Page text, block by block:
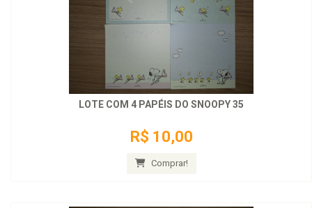
LOTE COM 4 PAPÉIS DO SNOOPY 35
R$ 10,00
Comprar!